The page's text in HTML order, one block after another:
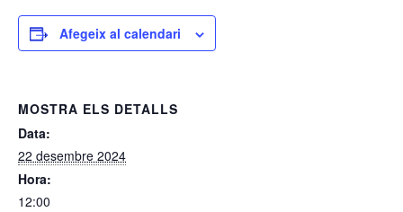
Afegeix al calendari
MOSTRA ELS DETALLS
Data:
22 desembre 2024
Hora:
12:00